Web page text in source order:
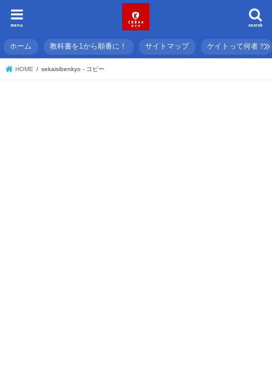
search
menu
ホーム 教科書を1から順番に！ サイトマップ ケイトって何者？
HOME sekaisibenkyo - コピー